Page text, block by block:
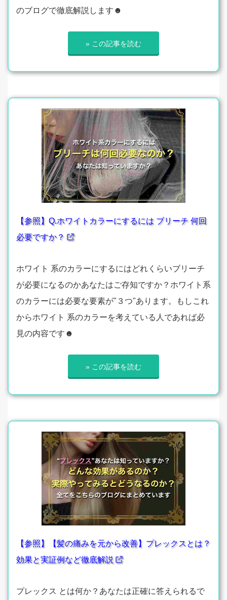
のブログで徹底解説します☻
» この記事を読む
【参照】Q.ホワイトカラーにするには ブリーチ 何回
必要ですか？
ホワイト 系のカラーにするにはどれくらいブリーチ
が必要になるのかあなたはご存知ですか？ホワイト系
のカラーには必要な要素が"３つ"あります。もしこれ
からホワイト 系のカラーを考えている人であれば必
見の内容です☻
» この記事を読む
【参照】【髪の痛みを元から改善】プレックスとは？
効果と実証例など徹底解説
プレックス とは何か？あなたは正確に答えられるで